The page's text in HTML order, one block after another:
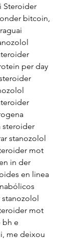
Steroider
bitcoin,
per day
steroider
stanozolol
mot
in der
en linea
mot
bh e
me deixou